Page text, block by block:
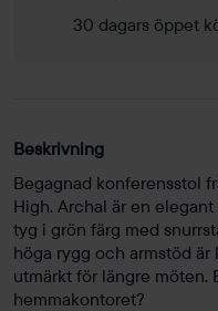
30 dagars öppet
Beskrivning
Begagnad konferensstol
High. Archal är en
tyg i grön färg med
höga rygg och armstöd
utmärkt för längre möten.
hemmakontoret?